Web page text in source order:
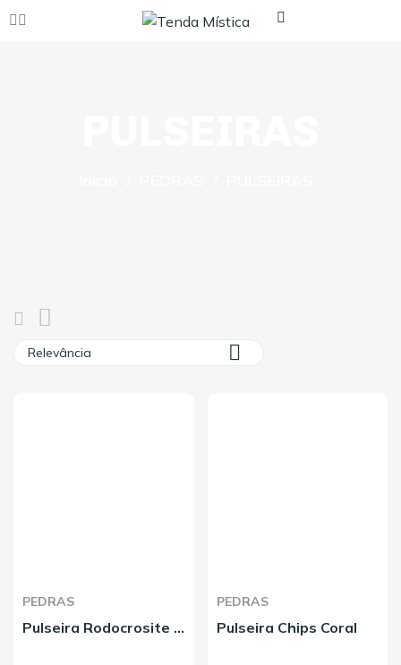
Relevância 
PEDRAS
Pulseira Rodocrosite 6mm
PEDRAS
Pulseira Chips Coral